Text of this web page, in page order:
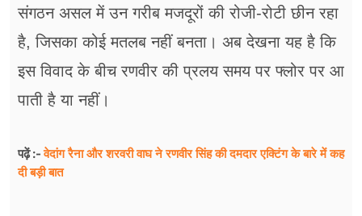
संगठन असल में उन गरीब मजदूरों की रोजी-रोटी छीन रहा
है, जिसका कोई मतलब नहीं बनता। अब देखना यह है कि
इस विवाद के बीच रणवीर की प्रलय समय पर फ्लोर पर आ
पाती है या नहीं।
पढ़ें :-वेदांग रैना और शरवरी वाघ ने रणवीर सिंह की दमदार एक्टिंग के बारे में कह
दी बड़ी बात